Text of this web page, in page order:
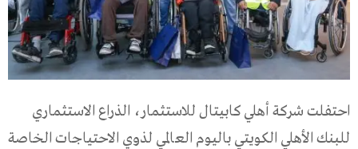
احتفلت شركة أهلي كابيتال للاستثمار، الذراع الاستثماري
للبنك الأهلي الكويتي باليوم العالمي لذوي الاحتياجات الخاصة